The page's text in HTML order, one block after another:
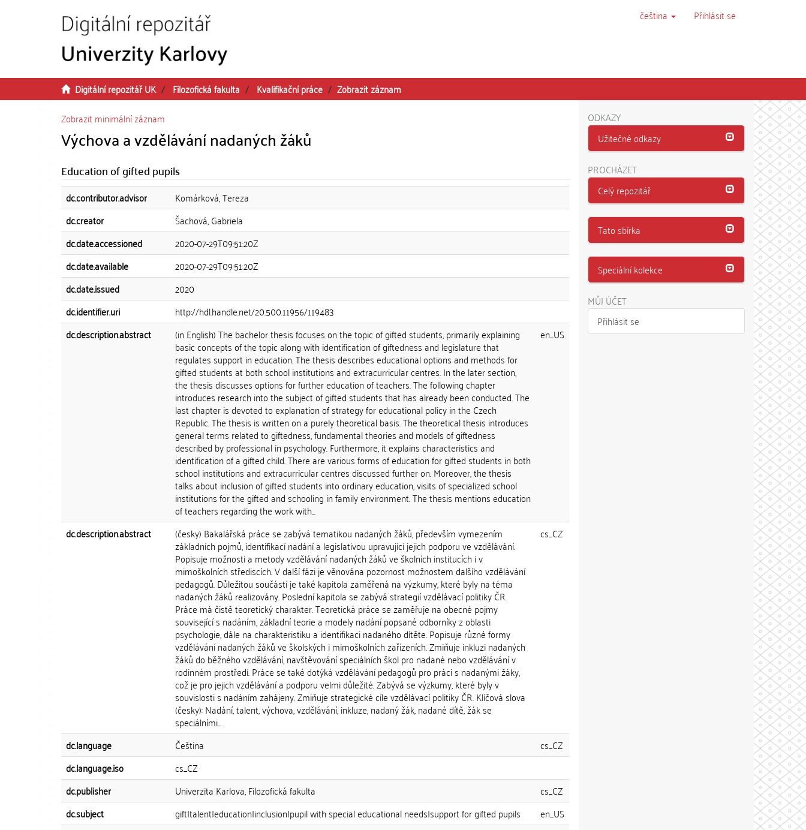
čeština Přihlásit se
Digitální repozitář UK Filozofická fakulta Kvalifikační práce
Zobrazit záznam
Zobrazit minimální záznam
Výchova a vzdělávání nadaných žáků
Education of gifted pupils
dc.contributor.advisor
Komárková, Tereza
dc.creator
Šachová, Gabriela
dc.date.accessioned
2020-07-29T09:51:20Z
dc.date.available
2020-07-29T09:51:20Z
dc.date.issued
2020
dc.identifier.uri
http://hdl.handle.net/20.500.11956/119483
dc.description.abstract
(in English) The bachelor thesis focuses on the topic of gifted students, primarily explaining
basic concepts of the topic along with identification of giftedness and legislature that
regulates support in education. The thesis describes educational options and methods for
gifted students at both school institutions and extracurricular centres. In the later section,
the thesis discusses options for further education of teachers. The following chapter
introduces research into the subject of gifted students that has already been conducted. The
last chapter is devoted to explanation of strategy for educational policy in the Czech
Republic. The thesis is written on a purely theoretical basis. The theoretical thesis introduces
general terms related to giftedness, fundamental theories and models of giftedness
described by professional in psychology. Furthermore, it explains characteristics and
identification of a gifted child. There are various forms of education for gifted students in both
school institutions and extracurricular centres discussed further on. Moreover, the thesis
talks about inclusion of gifted students into ordinary education, visits of specialized school
institutions for the gifted and schooling in family environment. The thesis mentions education
of teachers regarding the work with...
en_US
dc.description.abstract (česky) Bakalářská práce se zabývá tematikou nadaných žáků, především vymezením
základních pojmů, identifikací nadání a legislativou upravující jejich podporu ve vzdělávání.
Popisuje možnosti a metody vzdělávání nadaných žáků ve školních institucích i v
mimoškolních střediscích. V další fázi je věnována pozornost možnostem dalšího vzdělávání
pedagogů. Důležitou součástí je také kapitola zaměřená na výzkumy, které byly na téma
nadaných žáků realizovány. Poslední kapitola se zabývá strategií vzdělávací politiky ČR.
Práce má čistě teoretický charakter. Teoretická práce se zaměřuje na obecné pojmy
související s nadáním, základní teorie a modely nadání popsané odborníky z oblasti
psychologie, dále na charakteristiku a identifikaci nadaného dítěte. Popisuje různé formy
vzdělávání nadaných žáků ve školských i mimoškolních zařízeních. Zmiňuje inkluzi nadaných
žáků do běžného vzdělávání, navštěvování speciálních škol pro nadané nebo vzdělávání v
rodinném prostředí. Práce se také dotýká vzdělávání pedagogů pro práci s nadanými žáky,
což je pro jejich vzdělávání a podporu velmi důležité. Zabývá se výzkumy, které byly v
souvislosti s nadáním zahájeny. Zmiňuje strategické cíle vzdělávací politiky ČR. Klíčová slova
(česky): Nadání, talent, výchova, vzdělávání, inkluze, nadaný žák, nadané dítě, žák se
speciálními...
cs_CZ
dc.language Čeština
cs_CZ
dc.language.iso
cs_CZ
dc.publisher
Univerzita Karlova, Filozofická fakulta
cs_CZ
dc.subject
gift|talent|education|inclusion|pupil with special educational needs|support for gifted pupils
en_US
ODKAZY
Užitečné odkazy
PROCHÁZET
Celý repozitář
Tato sbírka
Speciální kolekce
MŮJ ÚČET
Přihlásit se